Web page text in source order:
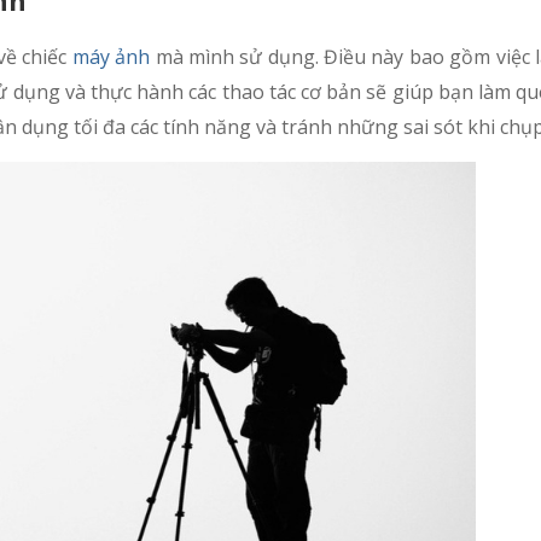
chiếc máy ảnh mà mình sử dụng. Điều này bao gồm việc
và thực hành các thao tác cơ bản sẽ giúp bạn làm
dụng tối đa các tính năng và tránh những sai sót khi